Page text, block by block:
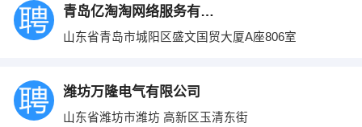
青岛亿淘淘网络服务有限公司
山东省青岛市城阳区盛文国贸大厦A座806室
潍坊万隆电气有限公司
山东省潍坊市潍坊 高新区玉清东街